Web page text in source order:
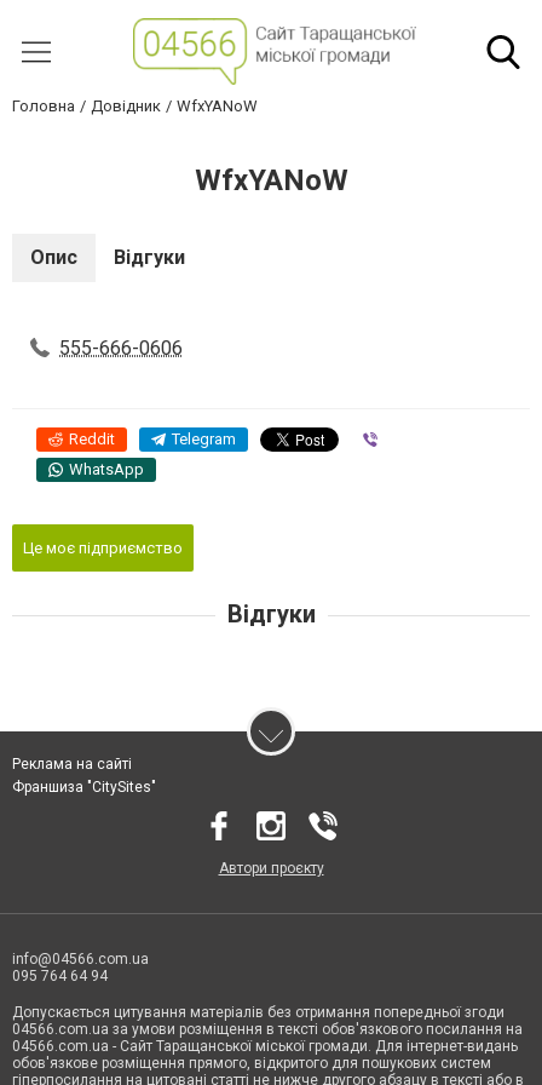
Головна Довідник WfxYANoW
WfxYANoW
Опис Відгуки
555-666-0606
Reddit Telegram
WhatsApp
Це моє підприємство
Відгуки
Реклама на сайті
Франшиза "CitySites"
Автори проєкту
info@04566.com.ua
095 764 64 94
Допускається цитування матеріалів без отримання попередньої згоди
04566.com.ua за умови розміщення в тексті обов'язкового посилання на
04566.com.ua - Cайт Таращанської міської громади. Для інтернет-видань
обов'язкове розміщення прямого, відкритого для пошукових систем
гіперпосилання на цитовані статті не нижче другого абзацу в тексті або в